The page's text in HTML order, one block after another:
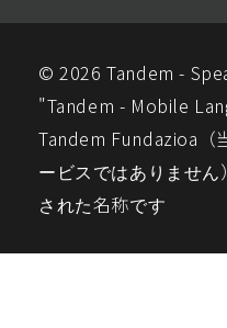
© 2026 Tandem -
"Tandem - Mobile
Tandem Fundazioa（
ービスではありませ
された名称です